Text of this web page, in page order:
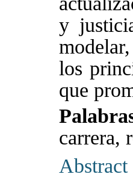
y
los
que
carrera,
Abstract